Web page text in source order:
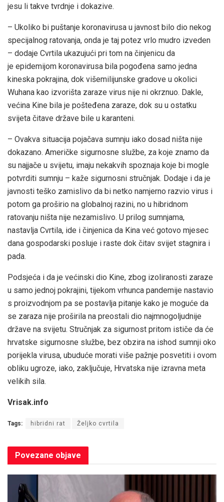
jesu li takve tvrdnje i dokazive.
– Ukoliko bi puštanje koronavirusa u javnost bilo dio nekog
specijalnog ratovanja, onda je taj potez vrlo mudro izveden
– dodaje Cvrtila ukazujući pri tom na činjenicu da
je epidemijom koronavirusa bila pogođena samo jedna
kineska pokrajina, dok višemilijunske gradove u okolici
Wuhana kao izvorišta zaraze virus nije ni okrznuo. Dakle,
većina Kine bila je pošteđena zaraze, dok su u ostatku
svijeta čitave države bile u karanteni.
– Ovakva situacija pojačava sumnju iako dosad ništa nije
dokazano. Američke sigurnosne službe, za koje znamo da
su najjače u svijetu, imaju nekakvih spoznaja koje bi mogle
potvrditi sumnju – kaže sigurnosni stručnjak. Dodaje i da je
javnosti teško zamislivo da bi netko namjerno razvio virus i
potom ga proširio na globalnoj razini, no u hibridnom
ratovanju ništa nije nezamislivo. U prilog sumnjama,
nastavlja Cvrtila, ide i činjenica da Kina već gotovo mjesec
dana gospodarski posluje i raste dok čitav svijet stagnira i
pada.
Podsjeća i da je većinski dio Kine, zbog izoliranosti zaraze
u samo jednoj pokrajini, tijekom vrhunca pandemije nastavio
s proizvodnjom pa se postavlja pitanje kako je moguće da
se zaraza nije proširila na preostali dio najmnogoljudnije
države na svijetu. Stručnjak za sigurnost pritom ističe da će
hrvatske sigurnosne službe, bez obzira na ishod sumnji oko
porijekla virusa, ubuduće morati više pažnje posvetiti i ovom
obliku ugroze, iako, zaključuje, Hrvatska nije izravna meta
velikih sila.
Vrisak.info
Tags: hibridni rat Željko cvrtila
Povezane objave